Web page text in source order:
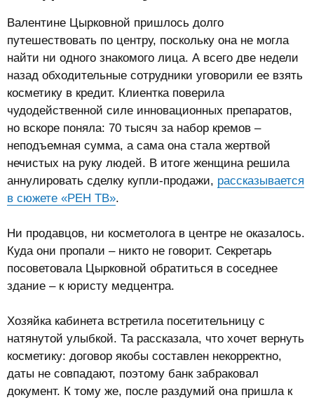
Валентине Цырковной пришлось долго
путешествовать по центру, поскольку она не могла
найти ни одного знакомого лица. А всего две недели
назад обходительные сотрудники уговорили ее взять
косметику в кредит. Клиентка поверила
чудодейственной силе инновационных препаратов,
но вскоре поняла: 70 тысяч за набор кремов –
неподъемная сумма, а сама она стала жертвой
нечистых на руку людей. В итоге женщина решила
аннулировать сделку купли-продажи, рассказывается
в сюжете «РЕН TВ».
Ни продавцов, ни косметолога в центре не оказалось.
Куда они пропали – никто не говорит. Секретарь
посоветовала Цырковной обратиться в соседнее
здание – к юристу медцентра.
Хозяйка кабинета встретила посетительницу с
натянутой улыбкой. Та рассказала, что хочет вернуть
косметику: договор якобы составлен некорректно,
даты не совпадают, поэтому банк забраковал
документ. К тому же, после раздумий она пришла к